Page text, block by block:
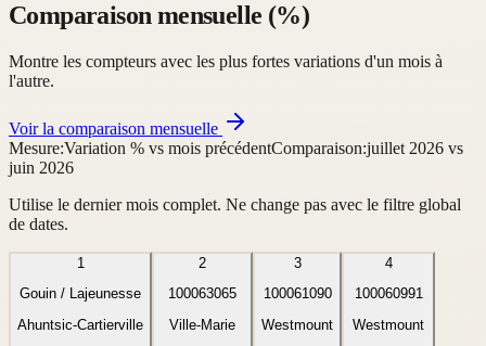
Comparaison mensuelle (%)
Montre les compteurs avec les plus fortes variations d'un mois à
l'autre.
Voir la comparaison mensuelle
Mesure:Variation % vs mois précédentComparaison:juillet 2026 vs
juin 2026
Utilise le dernier mois complet. Ne change pas avec le filtre global
de dates.
1
Gouin / Lajeunesse
Ahuntsic-Cartierville
2
100063065
Ville-Marie
3
100061090
Westmount
4
100060991
Westmount